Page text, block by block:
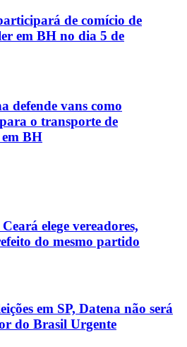
de comício de
em BH no dia 5 de
defende vans como
o transporte de
em BH
elege vereadores,
do mesmo partido
em SP, Datena não será
do Brasil Urgente